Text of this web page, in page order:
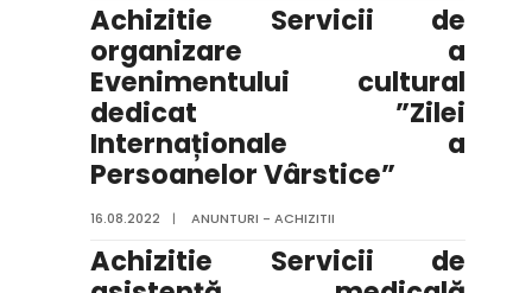
Achizitie Servicii de
organizare a
Evenimentului cultural
dedicat ”Zilei
Internaționale a
Persoanelor Vârstice”
16.08.2022 | ANUNTURI - ACHIZITII
Achizitie Servicii de